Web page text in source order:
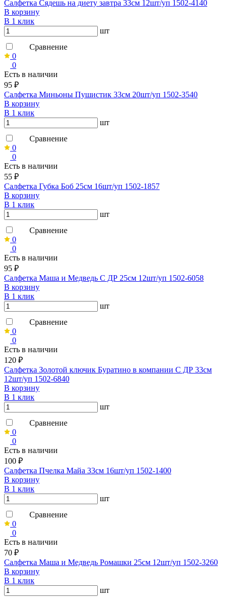
Салфетка Сядешь на диету завтра 33см 12шт/уп 1502-4140
В корзину
В 1 клик
шт
Сравнение
0
0
Есть в наличии
95 ₽
Салфетка Миньоны Пушистик 33см 20шт/уп 1502-3540
В корзину
В 1 клик
шт
Сравнение
0
0
Есть в наличии
55 ₽
Салфетка Губка Боб 25см 16шт/уп 1502-1857
В корзину
В 1 клик
шт
Сравнение
0
0
Есть в наличии
95 ₽
Салфетка Маша и Медведь С ДР 25см 12шт/уп 1502-6058
В корзину
В 1 клик
шт
Сравнение
0
0
Есть в наличии
120 ₽
Салфетка Золотой ключик Буратино в компании С ДР 33см
12шт/уп 1502-6840
В корзину
В 1 клик
шт
Сравнение
0
0
Есть в наличии
100 ₽
Салфетка Пчелка Майа 33см 16шт/уп 1502-1400
В корзину
В 1 клик
шт
Сравнение
0
0
Есть в наличии
70 ₽
Салфетка Маша и Медведь Ромашки 25см 12шт/уп 1502-3260
В корзину
В 1 клик
шт